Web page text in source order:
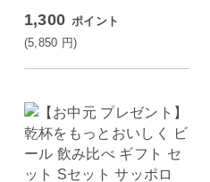
1,300 ポイント
(5,850 円)